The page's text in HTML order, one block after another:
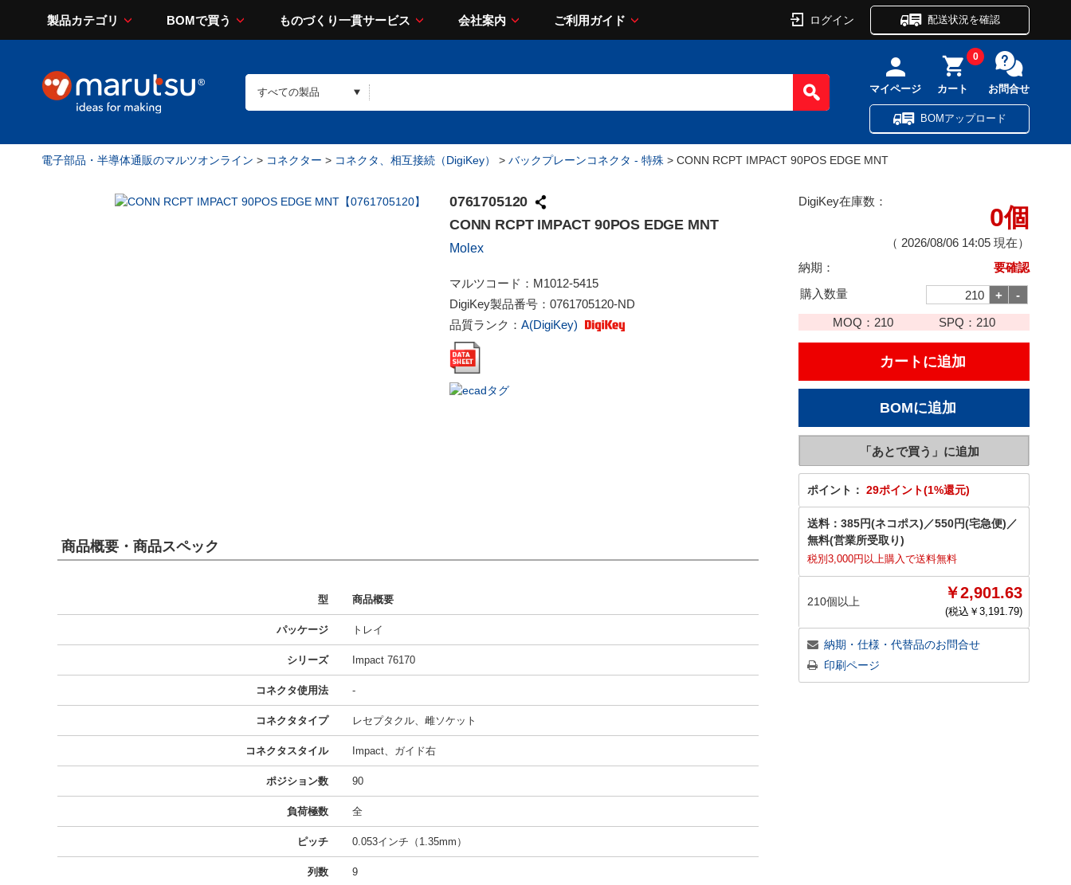
製品カテゴリ BOMで買う ものづくり一貫サービス 会社案内 ご利用ガイド ログイン 配送状況を確認
マイページ カート
0
お問合せ
BOMアップロード
電子部品・半導体通販のマルツオンライン > コネクター > コネクタ、相互接続（DigiKey） > バックプレーンコネクタ - 特殊 > CONN RCPT IMPACT 90POS EDGE MNT
0761705120
CONN RCPT IMPACT 90POS EDGE MNT
Molex
マルツコード： M1012-5415
DigiKey製品番号： 0761705120-ND
品質ランク： A(DigiKey)
DigiKey在庫数：
0個
（ 2026/08/06 14:05 現在）
納期：
要確認
購入数量
MOQ： 210 SPQ： 210
ポイント： 29ポイント(1%還元)
送料： 385円(ネコポス) ／550円(宅急便) ／
無料(営業所受取り)
税別3,000円以上購入で送料無料
210個以上 ￥2,901.63
(税込￥ 3,191.79)
納期・仕様・代替品のお問合せ
印刷ページ
商品概要・商品スペック
型 商品概要
パッケージ トレイ
シリーズ Impact 76170
コネクタ使用法 -
コネクタタイプ レセプタクル、雌ソケット
コネクタスタイル Impact、ガイド右
ポジション数 90
負荷極数 全
ピッチ 0.053インチ（1.35mm）
列数 9